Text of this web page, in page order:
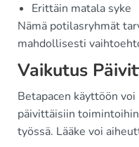
Erittäin matala syke
Nämä potilasryhmät
mahdollisesti
Vaikutus
Betapacen käyttöön
päivittäisiin
työssä. Lääke voi